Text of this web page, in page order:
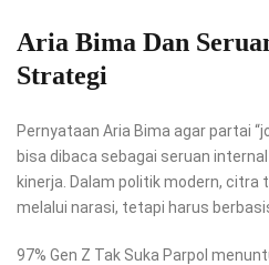
Aria Bima Dan
Strategi
Pernyataan Aria Bima agar partai
bisa dibaca sebagai seruan
kinerja. Dalam politik modern, citra
melalui narasi, tetapi harus
97% Gen Z Tak Suka Parpol